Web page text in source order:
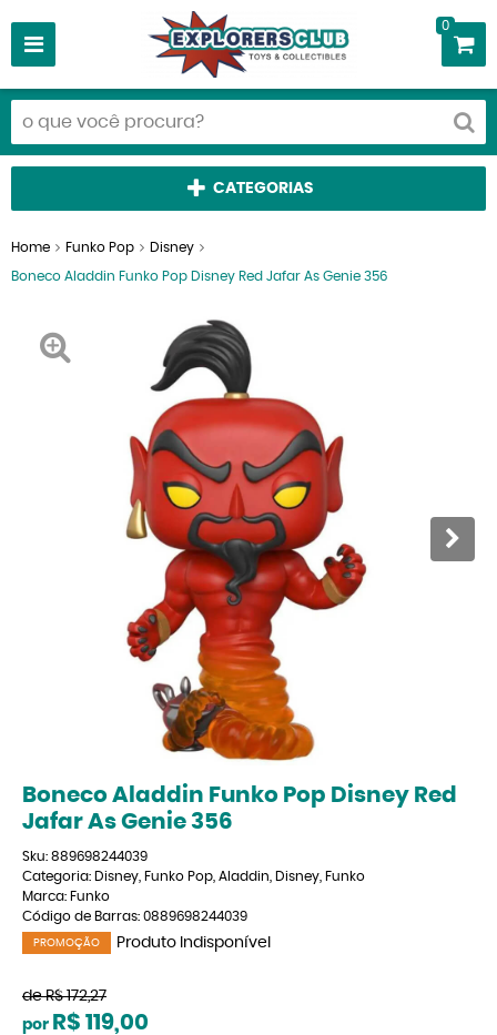
0
CATEGORIAS
Home Funko Pop Disney
Boneco Aladdin Funko Pop Disney Red Jafar As Genie 356
Boneco Aladdin Funko Pop Disney Red
Jafar As Genie 356
Sku: 889698244039
Categoria: Disney Funko Pop Aladdin Disney Funko
Marca: Funko
Código de Barras: 0889698244039
PROMOÇÃO Produto Indisponível
de R$ 172,27
por R$ 119,00